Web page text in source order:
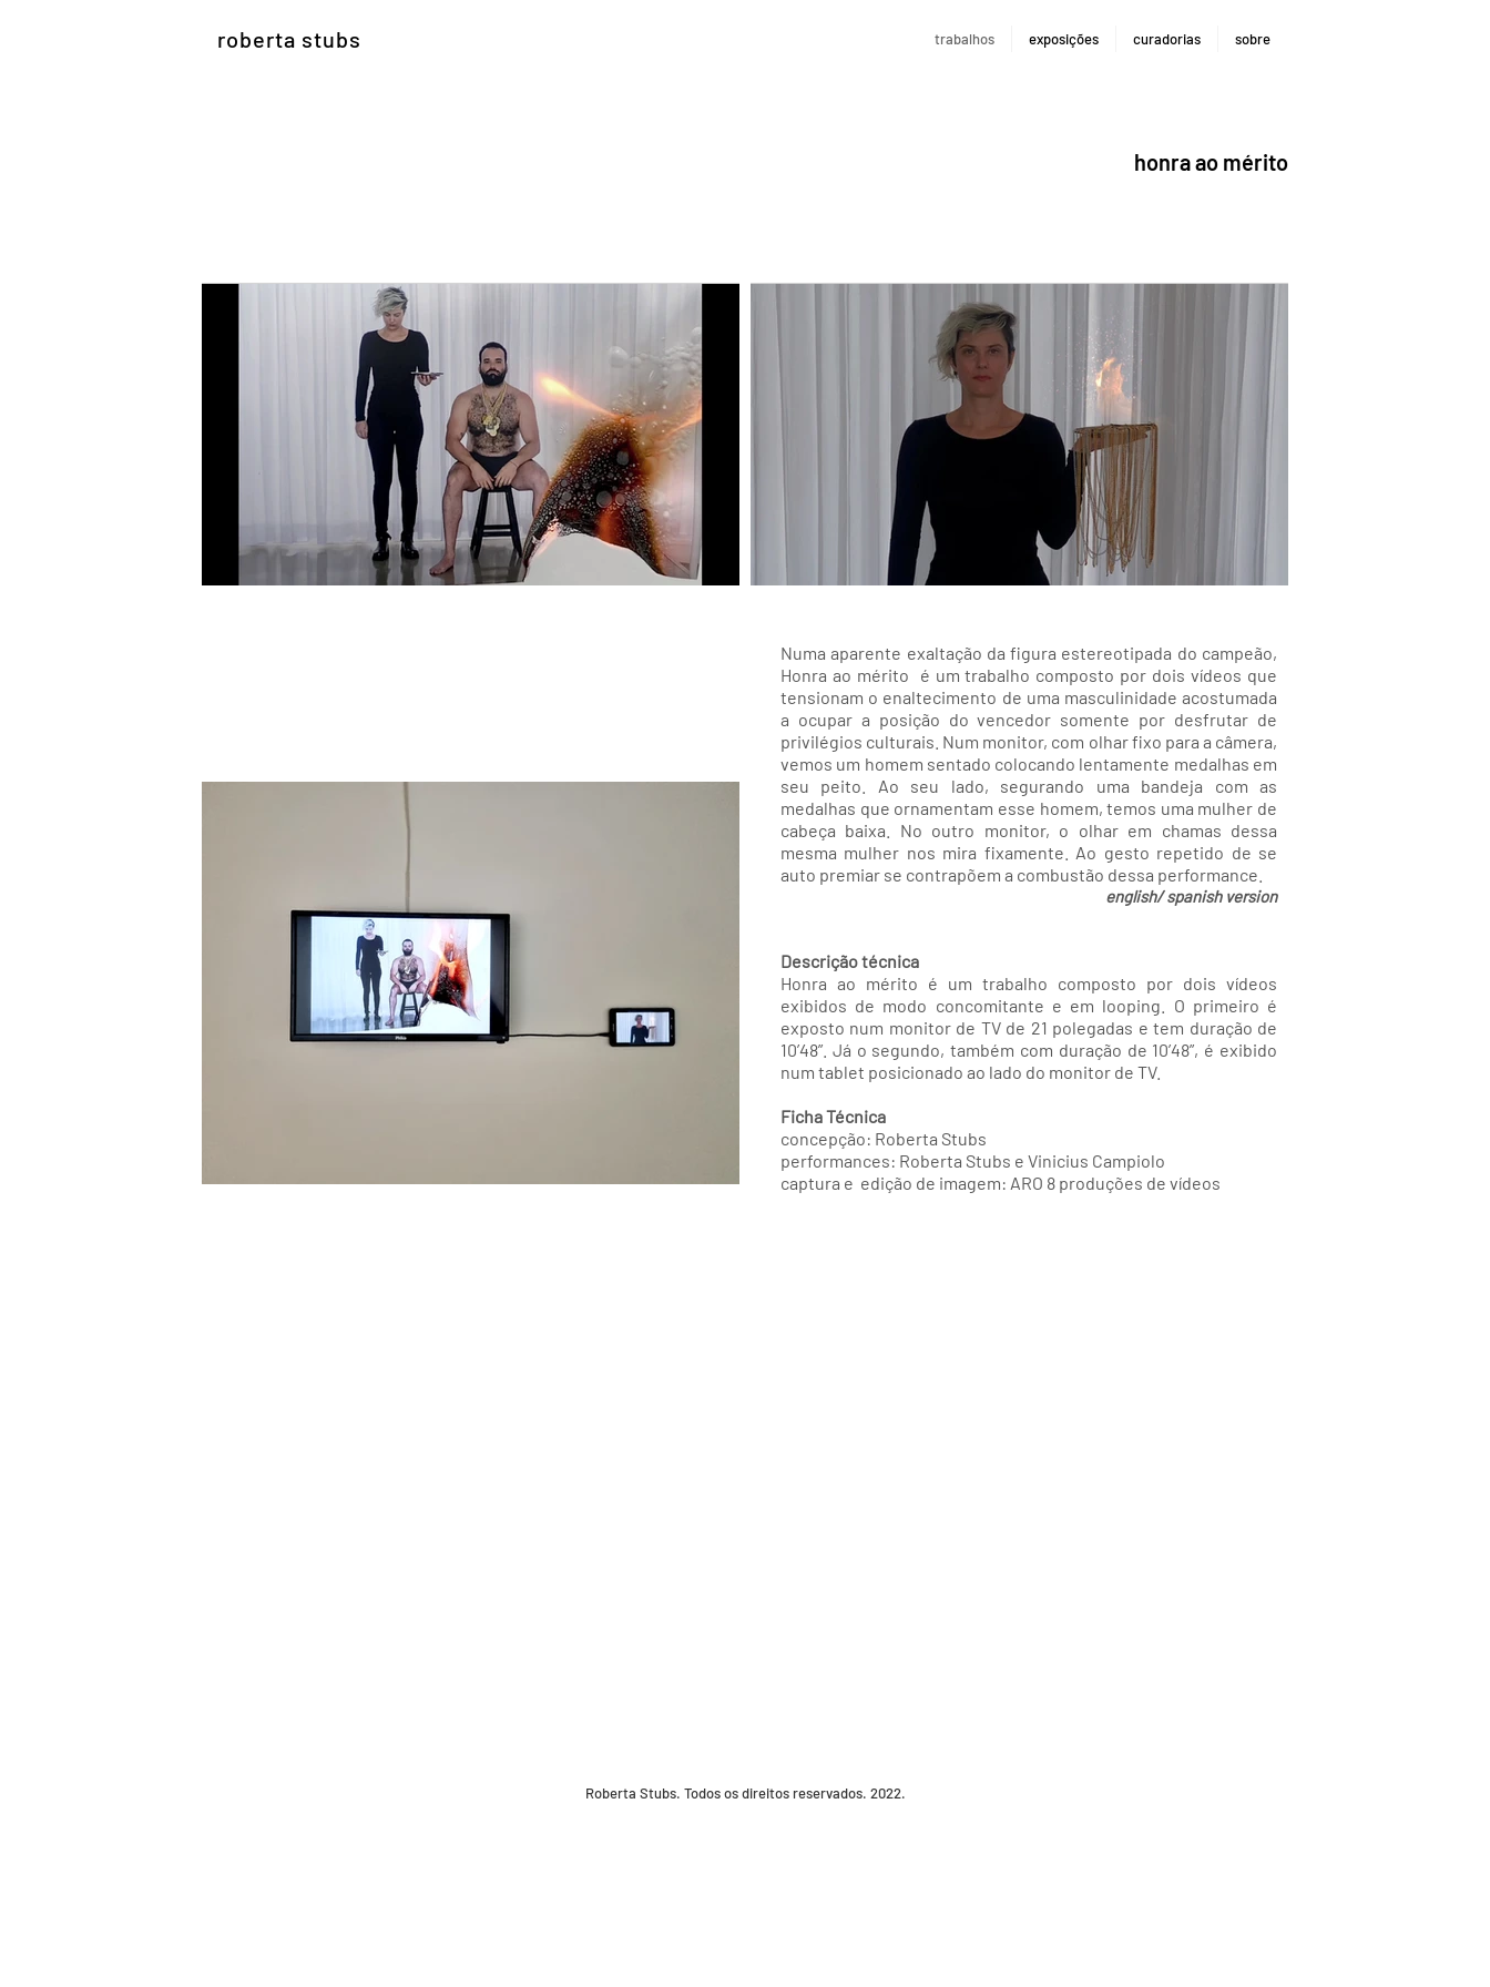
roberta stubs trabalhos exposições curadorias sobre
honra ao mérito
Numa aparente exaltação da figura estereotipada do campeão,
Honra ao mérito é um trabalho composto por dois vídeos que
tensionam o enaltecimento de uma masculinidade acostumada
a ocupar a posição do vencedor somente por desfrutar de
privilégios culturais. Num monitor, com olhar fixo para a câmera,
vemos um homem sentado colocando lentamente medalhas em
seu peito. Ao seu lado, segurando uma bandeja com as
medalhas que ornamentam esse homem, temos uma mulher de
cabeça baixa. No outro monitor, o olhar em chamas dessa
mesma mulher nos mira fixamente. Ao gesto repetido de se
auto premiar se contrapõem a combustão dessa performance.
english/ spanish version
Descrição técnica
Honra ao mérito é um trabalho composto por dois vídeos
exibidos de modo concomitante e em looping. O primeiro é
exposto num monitor de TV de 21 polegadas e tem duração de
10’48”. Já o segundo, também com duração de 10’48”, é exibido
num tablet posicionado ao lado do monitor de TV.
Ficha Técnica
concepção: Roberta Stubs
performances: Roberta Stubs e Vinicius Campiolo
captura e edição de imagem: ARO 8 produções de vídeos
Roberta Stubs. Todos os direitos reservados. 2022.